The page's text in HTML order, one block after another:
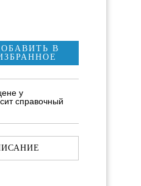
у
справочный